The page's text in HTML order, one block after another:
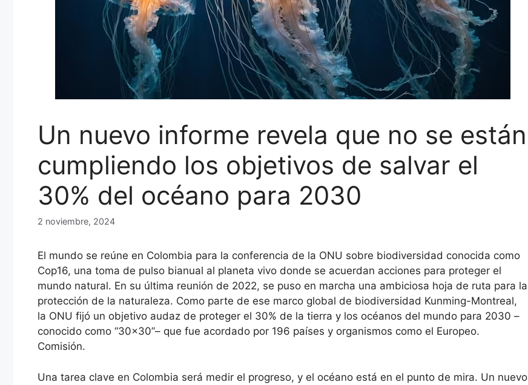
Un nuevo informe revela que no se están
cumpliendo los objetivos de salvar el
30% del océano para 2030
2 noviembre, 2024
El mundo se reúne en Colombia para la conferencia de la ONU sobre biodiversidad conocida como
Cop16, una toma de pulso bianual al planeta vivo donde se acuerdan acciones para proteger el
mundo natural. En su última reunión de 2022, se puso en marcha una ambiciosa hoja de ruta para la
protección de la naturaleza. Como parte de ese marco global de biodiversidad Kunming-Montreal,
la ONU fijó un objetivo audaz de proteger el 30% de la tierra y los océanos del mundo para 2030 –
conocido como “30×30”– que fue acordado por 196 países y organismos como el Europeo.
Comisión.
Una tarea clave en Colombia será medir el progreso, y el océano está en el punto de mira. Un nuevo